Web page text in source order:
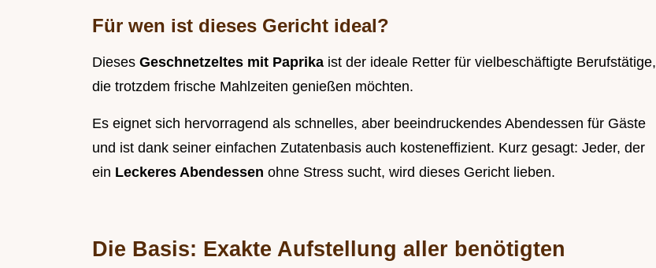
Für wen ist dieses Gericht ideal?
Dieses Geschnetzeltes mit Paprika ist der ideale Retter für vielbeschäftigte Berufstätige,
die trotzdem frische Mahlzeiten genießen möchten.
Es eignet sich hervorragend als schnelles, aber beeindruckendes Abendessen für Gäste
und ist dank seiner einfachen Zutatenbasis auch kosteneffizient. Kurz gesagt: Jeder, der
ein Leckeres Abendessen ohne Stress sucht, wird dieses Gericht lieben.
Die Basis: Exakte Aufstellung aller benötigten